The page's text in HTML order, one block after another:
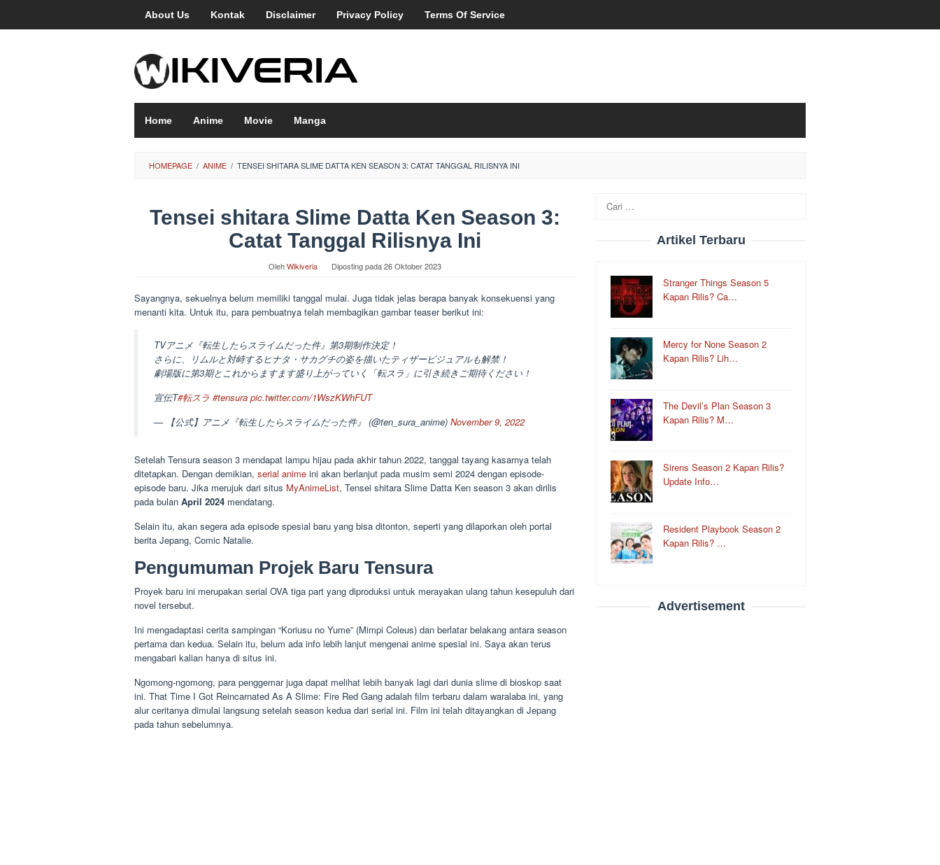
konten
About Us Kontak Disclaimer Privacy Policy Terms Of Service
Home Anime Movie Manga
HOMEPAGE / ANIME / TENSEI SHITARA SLIME DATTA KEN SEASON 3: CATAT TANGGAL RILISNYA INI
Tensei shitara Slime Datta Ken Season 3:
Catat Tanggal Rilisnya Ini
OlehWikiveria Diposting pada26 Oktober 2023
Sayangnya, sekuelnya belum memiliki tanggal mulai. Juga tidak jelas berapa banyak konsekuensi yang
menanti kita. Untuk itu, para pembuatnya telah membagikan gambar teaser berikut ini:
TVアニメ『転生したらスライムだった件』第3期制作決定！
さらに、リムルと対峙するヒナタ・サカグチの姿を描いたティザービジュアルも解禁！
劇場版に第3期とこれからますます盛り上がっていく「転スラ」に引き続きご期待ください！
宣伝T#転スラ #tensura pic.twitter.com/1WszKWhFUT
— 【公式】アニメ『転生したらスライムだった件』 (@ten_sura_anime) November 9, 2022
Setelah Tensura season 3 mendapat lampu hijau pada akhir tahun 2022, tanggal tayang kasarnya telah
ditetapkan. Dengan demikian, serial anime ini akan berlanjut pada musim semi 2024 dengan episode-
episode baru. Jika merujuk dari situs MyAnimeList, Tensei shitara Slime Datta Ken season 3 akan dirilis
pada bulan April 2024 mendatang.
Selain itu, akan segera ada episode spesial baru yang bisa ditonton, seperti yang dilaporkan oleh portal
berita Jepang, Comic Natalie.
Pengumuman Projek Baru Tensura
Proyek baru ini merupakan serial OVA tiga part yang diproduksi untuk merayakan ulang tahun kesepuluh dari
novel tersebut.
Ini mengadaptasi cerita sampingan “Koriusu no Yume” (Mimpi Coleus) dan berlatar belakang antara season
pertama dan kedua. Selain itu, belum ada info lebih lanjut mengenai anime spesial ini. Saya akan terus
mengabari kalian hanya di situs ini.
Ngomong-ngomong, para penggemar juga dapat melihat lebih banyak lagi dari dunia slime di bioskop saat
ini. That Time I Got Reincarnated As A Slime: Fire Red Gang adalah film terbaru dalam waralaba ini, yang
alur ceritanya dimulai langsung setelah season kedua dari serial ini. Film ini telah ditayangkan di Jepang
pada tahun sebelumnya.
untuk:
Artikel Terbaru
Stranger Things Season 5
Kapan Rilis? Ca…
Mercy for None Season 2
Kapan Rilis? Lih…
The Devil’s Plan Season 3
Kapan Rilis? M…
Sirens Season 2 Kapan Rilis?
Update Info…
Resident Playbook Season 2
Kapan Rilis? …
Advertisement